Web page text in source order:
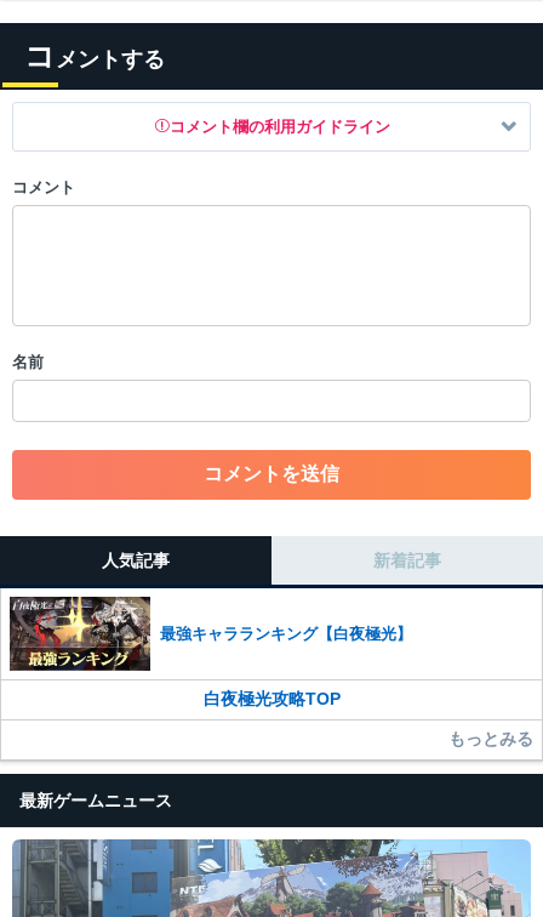
コ メントする
コメント欄の利用ガイドライン
以下の書き込みを禁止とし、場合によってはコメント削除や書き込み制
・一度削除された投稿を再び投稿すること
・アカウントの売買など金銭が絡む内容の投稿
・各ゲームのネタバレを含む内容の投稿
・その他、管理者が不適切と判断した投稿
だけますでしょうか。
コメントの削除を申請する※投稿内容を確認後、順次対応さ
せていただきます。ご了承ください。
※一度削除したコメントは復元ができませんのでご注意くだ
さい。
また、過度な利用規約の違反や、弊社に損害の及ぶ内容の書き込みがあ
った場合は、法的措置をとらせていただく場合もございますので、あら
コメント
名前
人気記事 新着記事
最強キャラランキング【白夜極光】
白夜極光攻略TOP
もっとみる
最新ゲームニュース